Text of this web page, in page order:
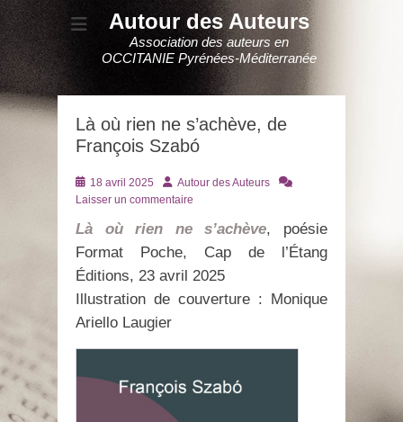
Autour des Auteurs
Association des auteurs en
OCCITANIE Pyrénées-Méditerranée
Là où rien ne s’achève, de
François Szabó
Posté
le
18 avril 2025 AuteurAutour des Auteurs
Laisser un commentaire
Là où rien ne s’achève, poésie
Format Poche, Cap de l’Étang
Éditions, 23 avril 2025
Illustration de couverture : Monique
Ariello Laugier